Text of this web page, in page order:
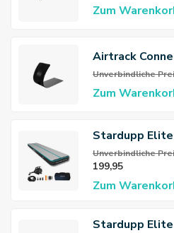
Zum
Airtrack
Unverbindliche
Zum
Stardupp
20cm
Unverbindliche
199,95
Zum
Stardupp